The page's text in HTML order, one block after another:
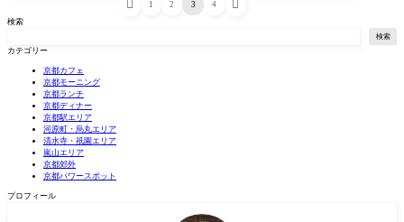
 1 2 3 4 
検索
検索
カテゴリー
京都カフェ
京都モーニング
京都ランチ
京都ディナー
京都駅エリア
河原町・烏丸エリア
清水寺・祇園エリア
嵐山エリア
京都郊外
京都パワースポット
プロフィール